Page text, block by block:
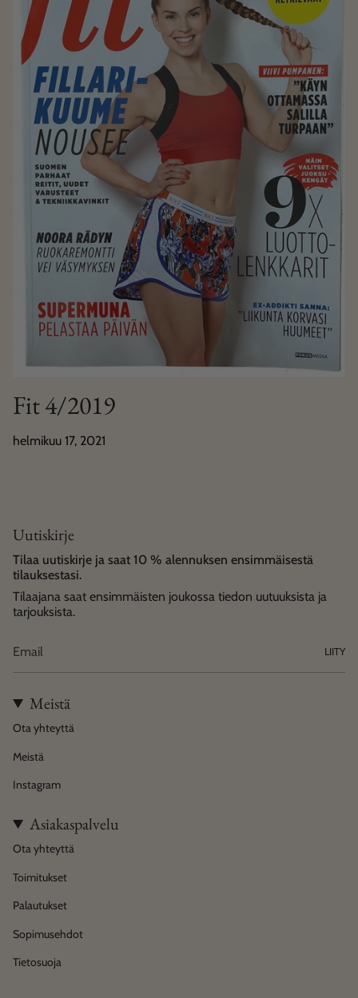
Fit 4/2019
helmikuu 17, 2021
Uutiskirje
Tilaa uutiskirje ja saat 10 % alennuksen ensimmäisestä
tilauksestasi.
Tilaajana saat ensimmäisten joukossa tiedon uutuuksista ja
tarjouksista.
LIITY
Meistä
Ota yhteyttä
Meistä
Instagram
Asiakaspalvelu
Ota yhteyttä
Toimitukset
Palautukset
Sopimusehdot
Tietosuoja